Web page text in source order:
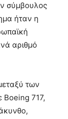
σύμβουλος
ήταν η
αριθμό
των
Boeing 717,